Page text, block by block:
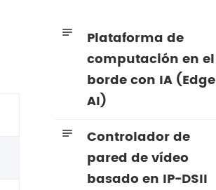

Plataforma de
computación en el
borde con IA (Edge
AI)

Controlador de
pared de vídeo
basado en IP-DSII